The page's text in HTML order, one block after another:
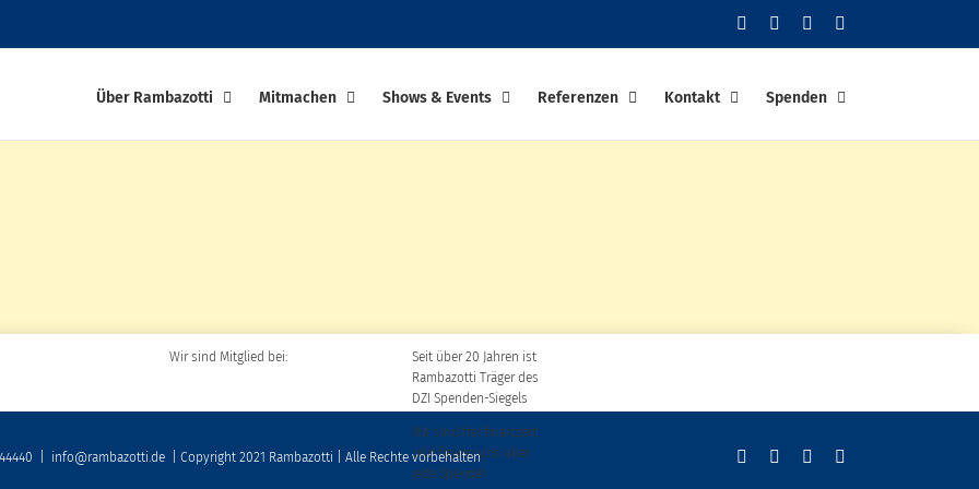
FacebookYouTubeInstagram
Über Rambazotti Mitmachen Shows & Events Referenzen Kontakt Spenden
Wir sind Mitglied bei:
Seit über 20 Jahren ist
Rambazotti Träger des
DZI Spenden-Siegels
Wir sind frei finanziert
und freuen uns über
jede Spende!
info@rambazotti.de | Copyright 2021 Rambazotti | Alle Rechte vorbehalten